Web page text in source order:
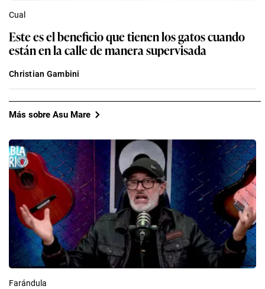
Cual
Este es el beneficio que tienen los gatos cuando
están en la calle de manera supervisada
Christian Gambini
Más sobre Asu Mare
Farándula